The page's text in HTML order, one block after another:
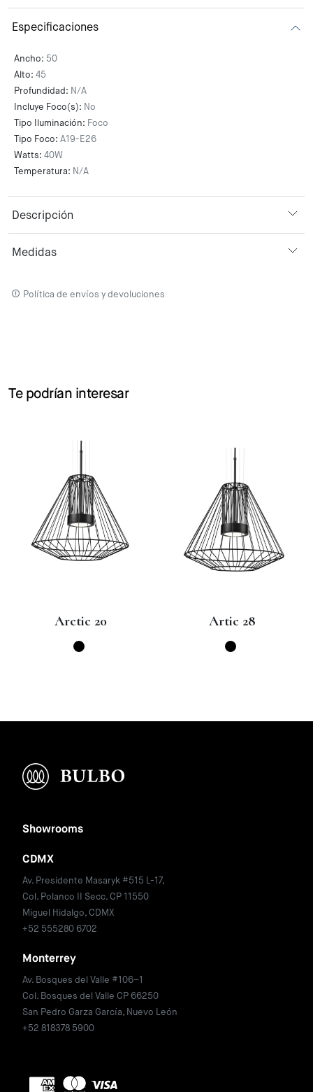
Especificaciones
Ancho: 50
Alto: 45
Profundidad: N/A
Incluye Foco(s): No
Tipo Iluminación: Foco
Tipo Foco: A19-E26
Watts: 40W
Temperatura: N/A
Descripción
Medidas
Política de envíos y devoluciones
Te podrían interesar
Artic 28 Copenhagen 24
Showrooms
CDMX
Av. Presidente Masaryk #515 L-17,
Col. Polanco II Secc. CP 11550
Miguel Hidalgo, CDMX
+52 555280 6702
Monterrey
Av. Bosques del Valle #106–1
Col. Bosques del Valle CP 66250
San Pedro Garza García, Nuevo León
+52 818378 5900